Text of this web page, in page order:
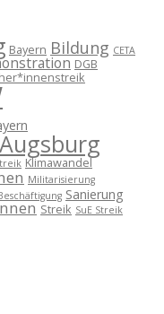
Bayern Bildung CETA
DGB
Klimawandel
Militarisierung
Sanierung
Streik SuE Streik